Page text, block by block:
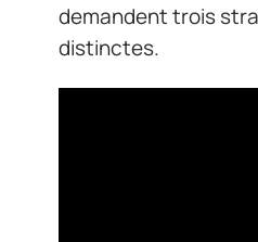
demandent trois
distinctes.